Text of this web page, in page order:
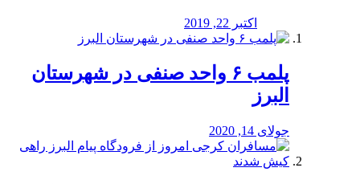
اکتبر 22, 2019
پلمب ۶ واحد صنفی در شهرستان
البرز
جولای 14, 2020